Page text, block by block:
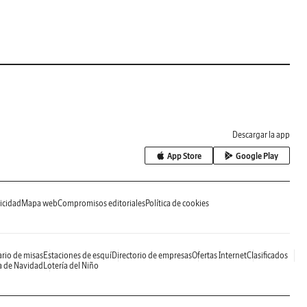
Descargar la app
App Store Google Play
Mapa webCompromisos editorialesPolítica de cookies
de misasEstaciones de esquíDirectorio de empresasOfertas InternetClasificados
de Navidad Lotería del Niño